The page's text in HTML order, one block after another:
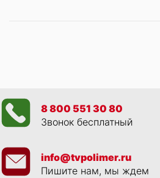
8 800 551 30 80
Звонок бесплатный
info@tvpolimer.ru
Пишите нам, мы ждем